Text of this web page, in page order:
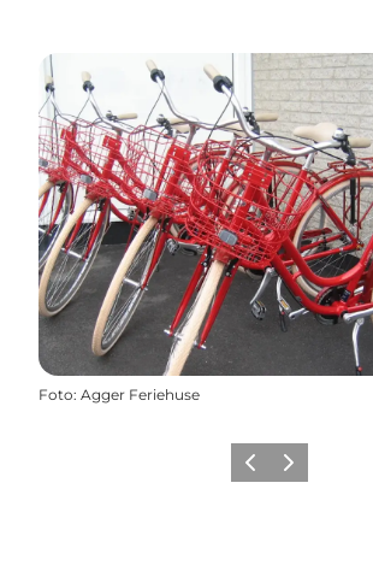
Foto: Agger Feriehuse
ForrigeNæste